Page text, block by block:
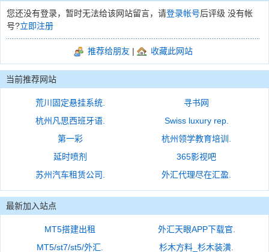
您还没有登录，暂时无法给该网站留言，请登录帐号后评级 没有帐
号?立即注册
推荐给朋友 | 收藏此网站
当前推荐网站
荒川固定悬挂系统.
寻书网
杭州凡思西班牙语.
Swiss luxury rep.
第一彩
杭州领学教育培训.
延时喷剂
365影视吧
苏州汽车租赁公司.
外汇代理尽在汇盈.
最新加入站点
MT5搭建出租
外汇天眼APP下载官.
MT5/st7/st5/外汇.
杉木方料_杉木装潢.